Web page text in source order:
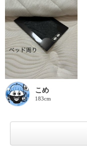
こめ
183cm